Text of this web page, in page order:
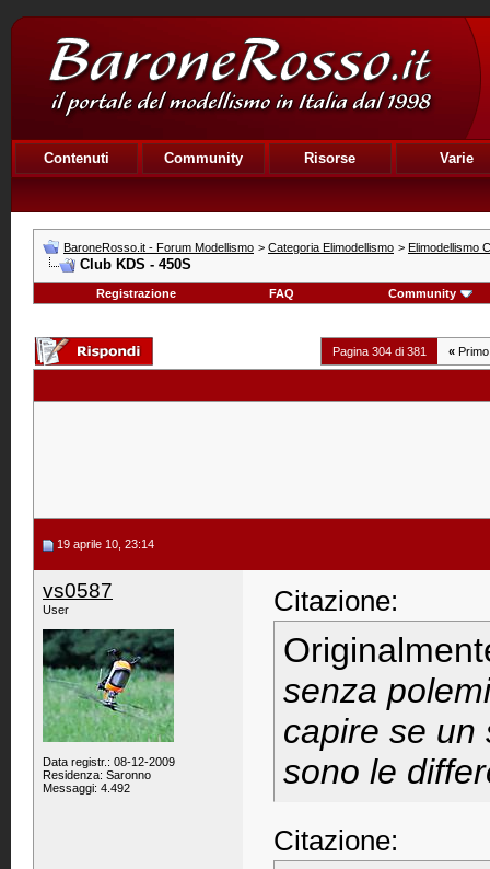
Contenuti Community Risorse Varie
BaroneRosso.it - Forum Modellismo > Categoria Elimodellismo > Elimodellismo
Club KDS - 450S
Registrazione FAQ Community
Pagina 304 di 381 « Primo
19 aprile 10, 23:14
vs0587
User
Data registr.: 08-12-2009
Residenza: Saronno
Messaggi: 4.492
Citazione:
senza
capire se un
sono le
Citazione: